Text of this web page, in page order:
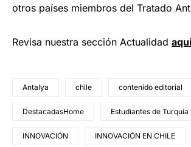
otros países miembros del Tratado
Revisa nuestra sección Actualidad aquí
Antalya chile contenido editorial
DestacadasHome Estudiantes de Turquía
INNOVACIÓN INNOVACIÓN EN CHILE